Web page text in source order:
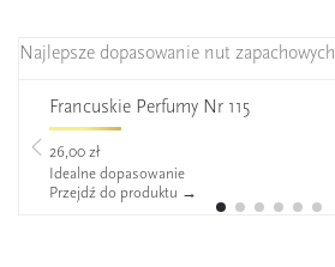
Najlepsze dopasowanie nut zapachowych
Francuskie Perfumy Nr 115
26,00 zł
Idealne dopasowanie
Przejdź do produktu →